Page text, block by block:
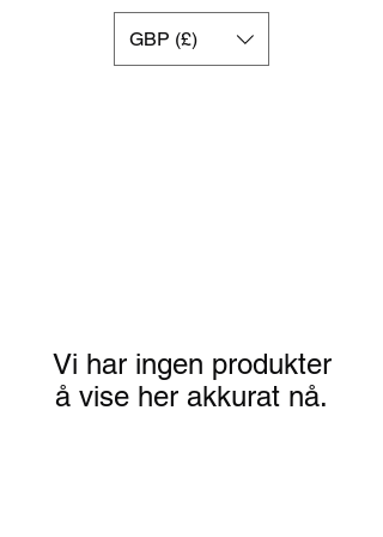
GBP (£)
Vi har ingen produkter
å vise her akkurat nå.